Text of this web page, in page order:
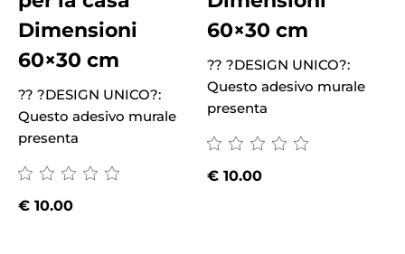
Dimensioni
60×30 cm
?? ?DESIGN UNICO?:
Questo adesivo murale
presenta
€10.00
60×30 cm
?? ?DESIGN UNICO?:
Questo adesivo murale
presenta
€ 10.00